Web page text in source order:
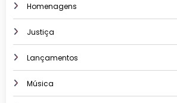
Homenagens
Justiça
Lançamentos
Música